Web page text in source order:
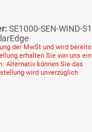
SE1000-SEN-WIND-S1
der MwSt und wird bereits
erhalten Sie von uns ein
Alternativ können Sie das
wird unverzüglich